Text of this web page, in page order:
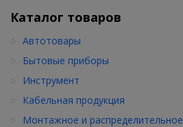
Каталог товаров
Автотовары
Бытовые приборы
Инструмент
Кабельная продукция
Монтажное и